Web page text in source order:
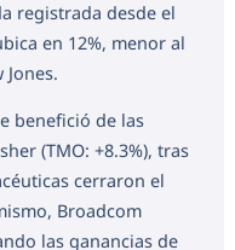
registrada desde el
en 12%, menor al
Jones.
benefició de las
(TMO: +8.3%), tras
cerraron el
Broadcom
las ganancias de